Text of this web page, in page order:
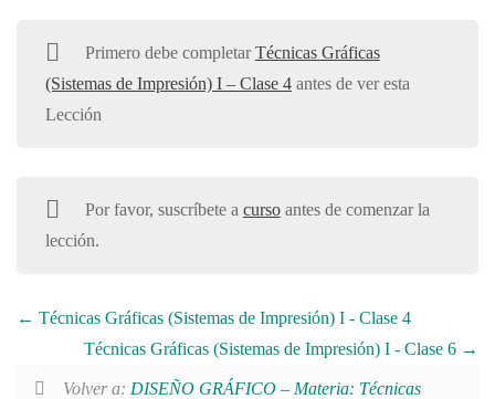
Primero debe completarTécnicas Gráficas
(Sistemas de Impresión) I – Clase 4antes de ver esta
Lección
Por favor, suscríbete a cursoantes de comenzar la
lección.
Técnicas Gráficas (Sistemas de Impresión) I - Clase 4
Técnicas Gráficas (Sistemas de Impresión) I - Clase 6
Volver a: DISEÑO GRÁFICO – Materia: Técnicas